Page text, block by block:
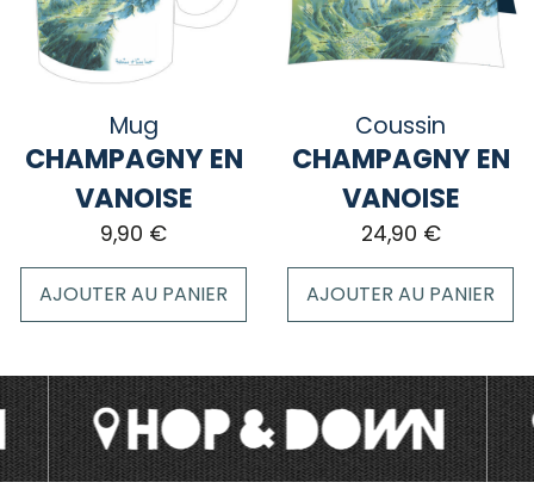
options
peuvent
être
choisies
la
page
Mug
CHAMPAGNY EN
VANOISE
9,90 €
AJOUTER AU PANIER
Coussin
CHAMPAGNY EN
VANOISE
24,90 €
AJOUTER AU PANIER